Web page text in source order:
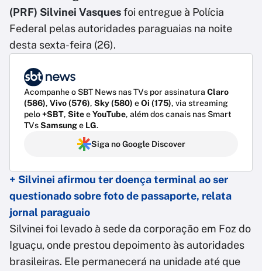
(PRF) Silvinei Vasquesfoi entregue à Polícia
Federal pelas autoridades paraguaias na noite
desta sexta-feira (26).
Acompanhe o SBT News nas TVs por assinatura Claro
(586), Vivo (576), Sky (580) eOi (175), via streaming
pelo+SBT, SiteeYouTube, além dos canais nas Smart
TVsSamsunge LG.
Siga no Google Discover
+ Silvinei afirmou ter doença terminal ao ser
questionado sobre foto de passaporte, relata
jornal paraguaio
Silvinei foi levado à sede da corporação em Foz do
Iguaçu, onde prestou depoimento às autoridades
brasileiras. Ele permanecerá na unidade até que